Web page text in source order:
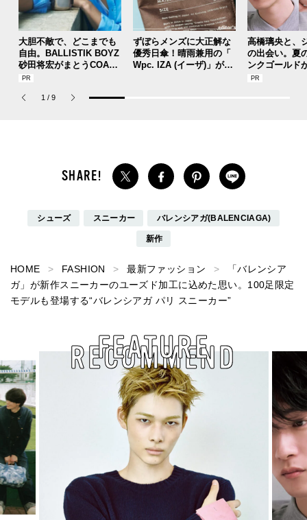
大胆不敵で、どこまでも
自由。BALLISTIK BOYZ
砂田将宏がまとうCOACH
の新作フレグランス「コ
パルファム」
ずぼらメンズに大正解な
優秀日傘！晴雨兼用の「
Wpc. IZA (イーザ)」があ
高橋璃央と、
の出会い。夏
ンクゴールド
SUMMER
1 / 9
シューズ スニーカー バレンシアガ(BALENCIAGA)
新作
HOME FASHION 最新ファッション
「バレンシア
ガ」が新作スニーカーのユーズド加工に込めた思い。100足限定
モデルも登場する“バレンシアガ パリ スニーカー”
RECOMMEND
FEATURE